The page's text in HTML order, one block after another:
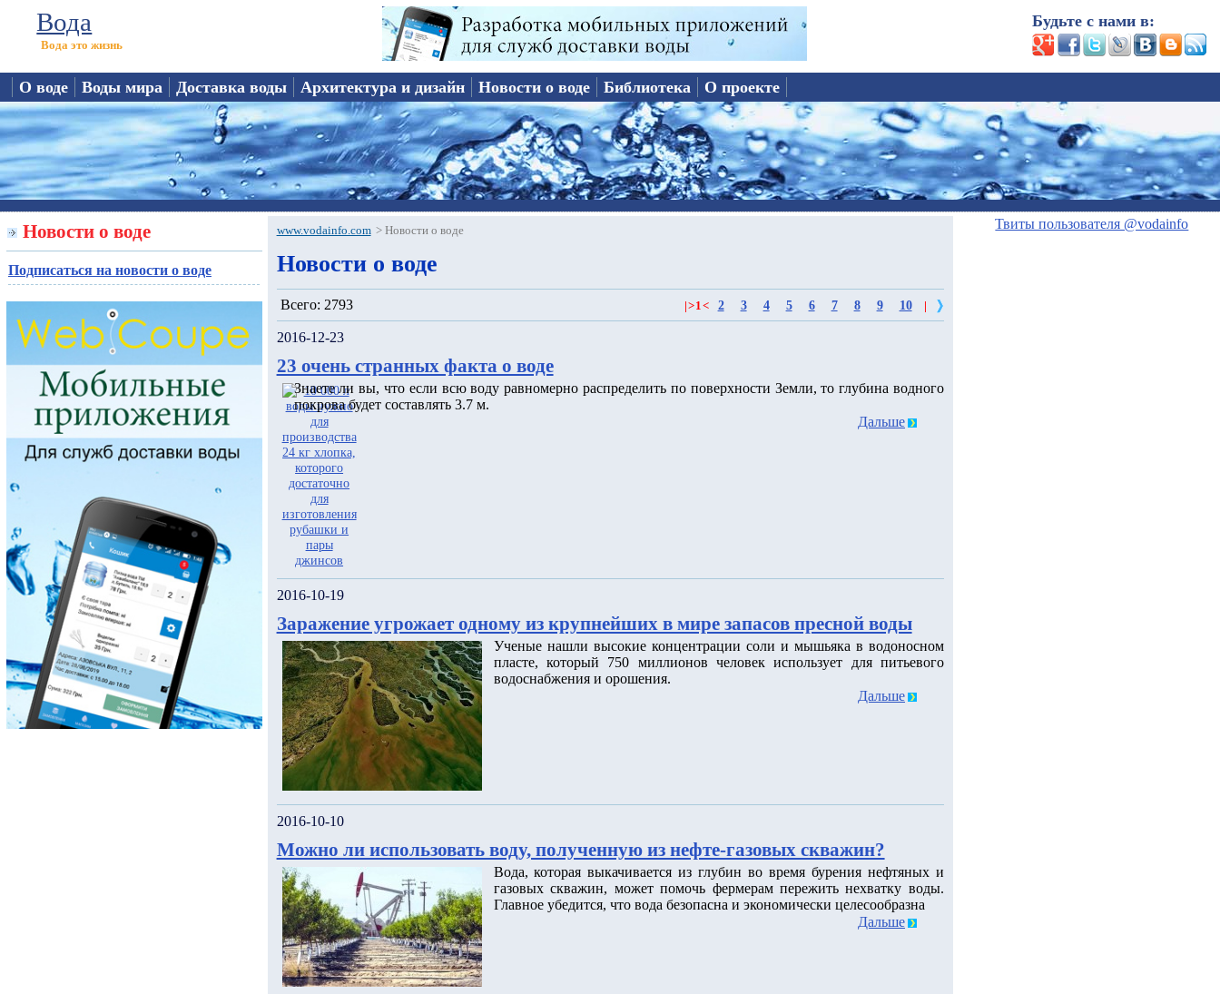
Вода
Вода это жизнь
Будьте с нами в:
О воде Воды мира Доставка воды Архитектура и дизайн Новости о воде Библиотека О проекте
Новости о воде
Подписаться на новости о воде
www.vodainfo.com > Новости о воде
Новости о воде
Всего: 2793 >1< 2 3 4 5 6 7 8 9 10
2016-12-23
23 очень странных факта о воде
Знаете ли вы, что если всю воду равномерно распределить по поверхности Земли, то глубина водного
покрова будет составлять 3.7 м.
Дальше
2016-10-19
Заражение угрожает одному из крупнейших в мире запасов пресной воды
Ученые нашли высокие концентрации соли и мышьяка в водоносном
пласте, который 750 миллионов человек использует для питьевого
водоснабжения и орошения.
Дальше
2016-10-10
Можно ли использовать воду, полученную из нефте-газовых скважин?
Вода, которая выкачивается из глубин во время бурения нефтяных и
газовых скважин, может помочь фермерам пережить нехватку воды.
Главное убедится, что вода безопасна и экономически целесообразна
Дальше
Твиты пользователя @vodainfo